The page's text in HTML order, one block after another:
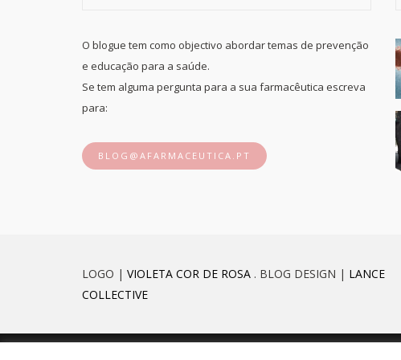
O blogue tem como objectivo abordar temas de prevenção
e educação para a saúde.
Se tem alguma pergunta para a sua farmacêutica escreva
para:
BLOG@AFARMACEUTICA.PT
LOGO | VIOLETA COR DE ROSA . BLOG DESIGN | LANCE
COLLECTIVE